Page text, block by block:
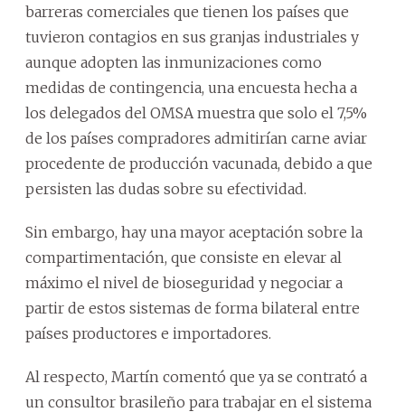
barreras comerciales que tienen los países que
tuvieron contagios en sus granjas industriales y
aunque adopten las inmunizaciones como
medidas de contingencia, una encuesta hecha a
los delegados del OMSA muestra que solo el 7,5%
de los países compradores admitirían carne aviar
procedente de producción vacunada, debido a que
persisten las dudas sobre su efectividad.
Sin embargo, hay una mayor aceptación sobre la
compartimentación, que consiste en elevar al
máximo el nivel de bioseguridad y negociar a
partir de estos sistemas de forma bilateral entre
países productores e importadores.
Al respecto, Martín comentó que ya se contrató a
un consultor brasileño para trabajar en el sistema